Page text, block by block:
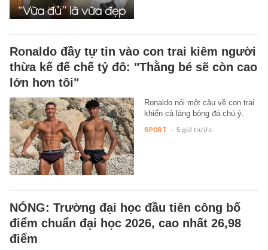
Ronaldo đầy tự tin vào con trai kiêm người
thừa kế đế chế tỷ đô: "Thằng bé sẽ còn cao
lớn hơn tôi"
Ronaldo nói một câu về con trai
khiến cả làng bóng đá chú ý.
SPORT - 5 giờ trước
NÓNG: Trường đại học đầu tiên công bố
điểm chuẩn đại học 2026, cao nhất 26,98
điểm